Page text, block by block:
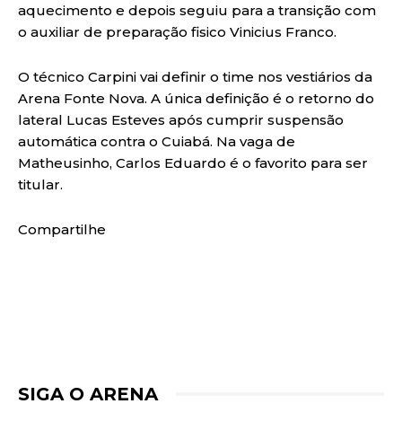
aquecimento e depois seguiu para a transição com
o auxiliar de preparação fisico Vinicius Franco.
O técnico Carpini vai definir o time nos vestiários da
Arena Fonte Nova. A única definição é o retorno do
lateral Lucas Esteves após cumprir suspensão
automática contra o Cuiabá. Na vaga de
Matheusinho, Carlos Eduardo é o favorito para ser
titular.
Compartilhe
SIGA O ARENA